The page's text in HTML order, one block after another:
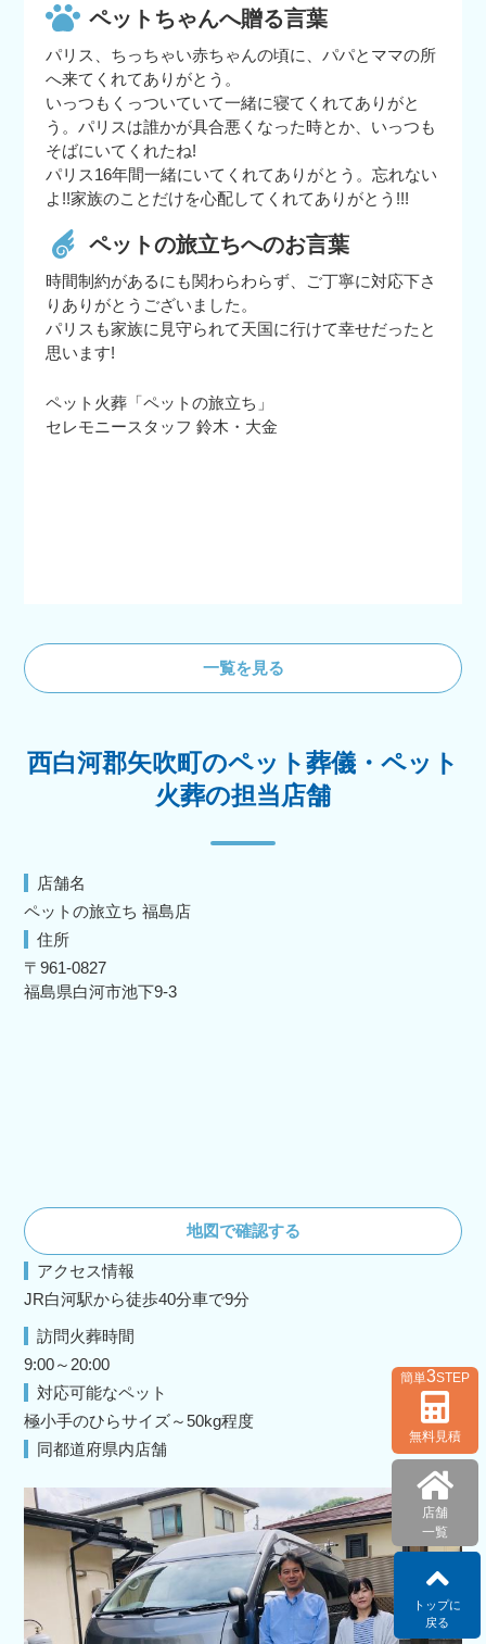
ペットちゃんへ贈る言葉
パリス、ちっちゃい赤ちゃんの頃に、パパとママの所
へ来てくれてありがとう。
いっつもくっついていて一緒に寝てくれてありがと
う。パリスは誰かが具合悪くなった時とか、いっつも
そばにいてくれたね!
パリス16年間一緒にいてくれてありがとう。忘れない
よ!!家族のことだけを心配してくれてありがとう!!!
ペットの旅立ちへのお言葉
時間制約があるにも関わらわらず、ご丁寧に対応下さ
りありがとうございました。
パリスも家族に見守られて天国に行けて幸せだったと
思います!
ペット火葬「ペットの旅立ち」
セレモニースタッフ 鈴木・大金
一覧を見る
西白河郡矢吹町のペット葬儀・ペット
火葬の担当店舗
店舗名
ペットの旅立ち 福島店
住所
〒961-0827
福島県白河市池下9-3
地図で確認する
アクセス情報
JR白河駅から徒歩40分車で9分
訪問火葬時間
9:00～20:00
対応可能なペット
極小手のひらサイズ～50kg程度
同都道府県内店舗
簡単3STEP
無料見積
店舗
一覧
トップに
戻る